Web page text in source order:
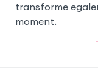
transforme
moment.